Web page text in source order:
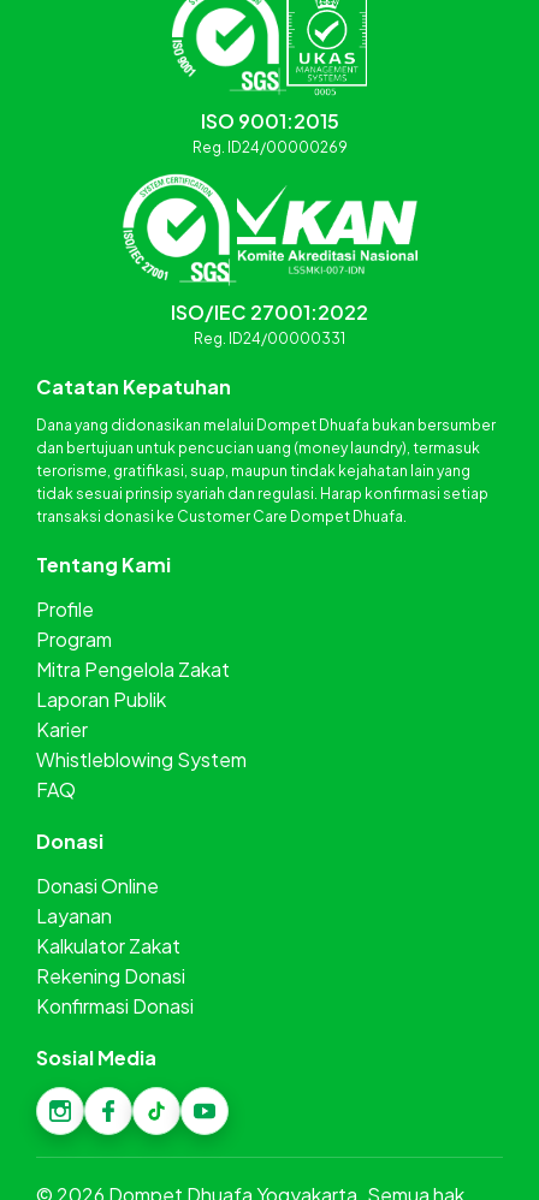
ISO 9001:2015
Reg. ID24/00000269
ISO/IEC 27001:2022
Reg. ID24/00000331
Catatan Kepatuhan
Dana yang didonasikan melalui Dompet Dhuafa bukan bersumber
dan bertujuan untuk pencucian uang (money laundry), termasuk
terorisme, gratifikasi, suap, maupun tindak kejahatan lain yang
tidak sesuai prinsip syariah dan regulasi. Harap konfirmasi setiap
transaksi donasi ke Customer Care Dompet Dhuafa.
Tentang Kami
Profile
Program
Mitra Pengelola Zakat
Laporan Publik
Karier
Whistleblowing System
FAQ
Donasi
Donasi Online
Layanan
Kalkulator Zakat
Rekening Donasi
Konfirmasi Donasi
Sosial Media
© 2026 Dompet Dhuafa Yogyakarta. Semua hak